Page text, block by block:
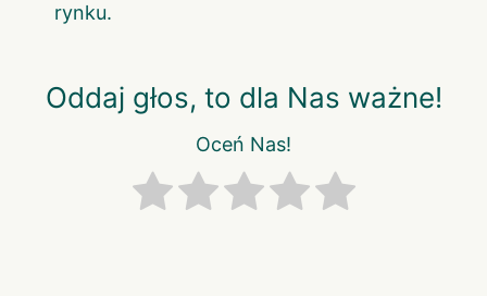
rynku.
Oddaj głos, to dla Nas ważne!
Oceń Nas!